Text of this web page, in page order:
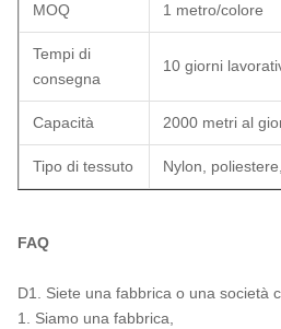
MOQ 1 metro/colore
Tempi di
consegna
10 giorni
Capacità 2000 metri al
Tipo di tessuto Nylon,
FAQ
D1. Siete una fabbrica o una società
1. Siamo una fabbrica,